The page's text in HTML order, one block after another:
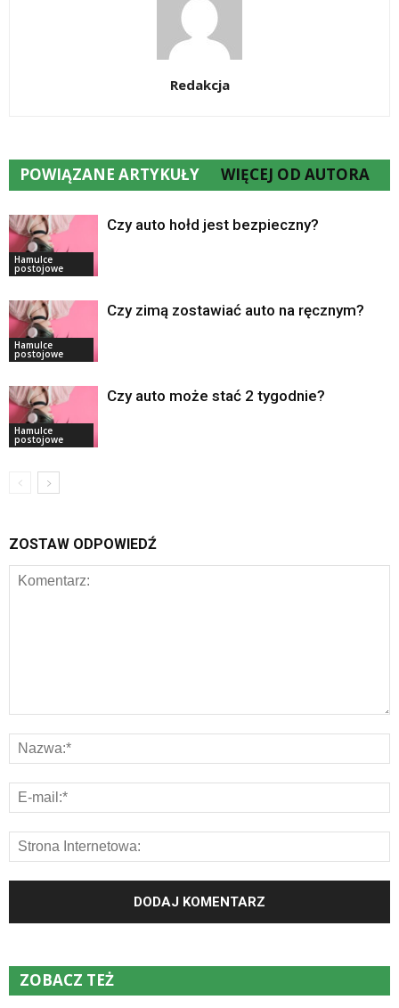
Redakcja
POWIĄZANE ARTYKUŁY WIĘCEJ OD AUTORA
Hamulce
postojowe
Czy auto hołd jest bezpieczny?
Hamulce
postojowe
Czy zimą zostawiać auto na ręcznym?
Hamulce
postojowe
Czy auto może stać 2 tygodnie?
ZOSTAW ODPOWIEDŹ
ZOBACZ TEŻ